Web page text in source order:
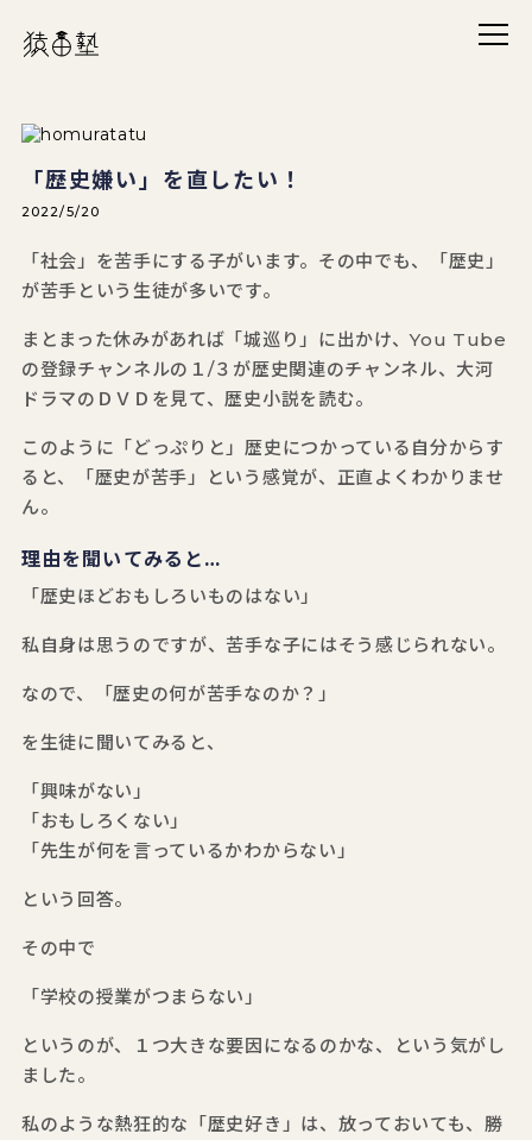
メニ
猿田塾
「歴史嫌い」を直したい！
2022/5/20
「社会」を苦手にする子がいます。その中でも、「歴史」
が苦手という生徒が多いです。
まとまった休みがあれば「城巡り」に出かけ、You Tube
の登録チャンネルの１/３が歴史関連のチャンネル、大河
ドラマのＤＶＤを見て、歴史小説を読む。
このように「どっぷりと」歴史につかっている自分からす
ると、「歴史が苦手」という感覚が、正直よくわかりませ
ん。
理由を聞いてみると…
「歴史ほどおもしろいものはない」
私自身は思うのですが、苦手な子にはそう感じられない。
なので、「歴史の何が苦手なのか？」
を生徒に聞いてみると、
「興味がない」
「おもしろくない」
「先生が何を言っているかわからない」
という回答。
その中で
「学校の授業がつまらない」
というのが、１つ大きな要因になるのかな、という気がし
ました。
私のような熱狂的な「歴史好き」は、放っておいても、勝